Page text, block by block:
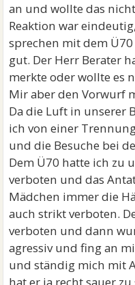
an und wollte das
Reaktion war
sprechen mit dem
gut. Der Herr Berater
merkte oder wollte es
Mir aber den Vorwurf
Da die Luft in unserer
ich von einer
und die Besuche bei
Dem Ü70 hatte ich zu
verboten und das
Mädchen immer die
auch strikt verboten.
verboten und dann
agressiv und fing an
und ständig mich mit